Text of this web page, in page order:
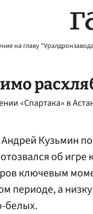
на главу
«Спартака» в
Кузьмин
об
ключевым
периоде, а
белых.